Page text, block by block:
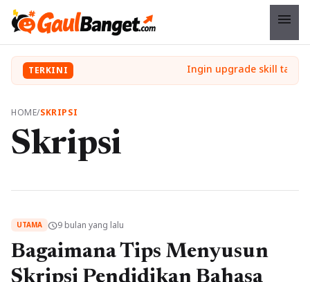
menu
TERKINI
HOME/SKRIPSI
Skripsi
UTAMA schedule9 bulan yang lalu
Bagaimana Tips Menyusun
Skripsi Pendidikan Bahasa